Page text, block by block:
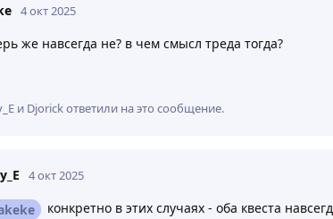
4 окт 2025
же навсегда не? в чем смысл треда тогда?
и Djorickответили на это сообщение.
4 окт 2025
конкретно в этих случаях - оба квеста